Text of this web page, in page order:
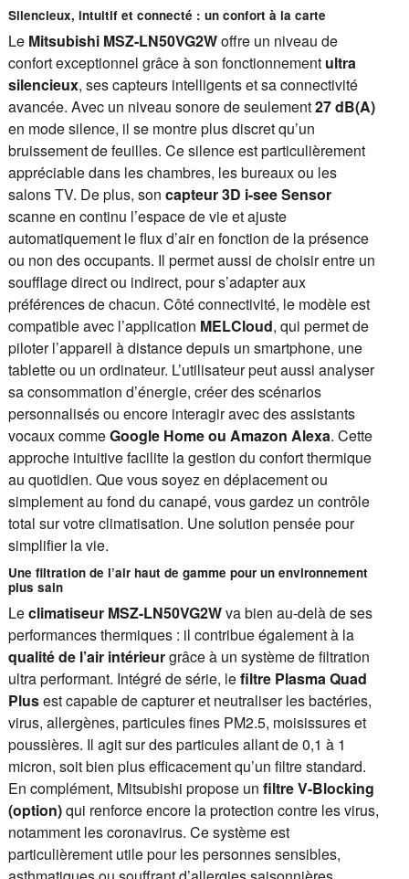
Silencieux, intuitif et connecté : un confort à la carte
Le Mitsubishi MSZ-LN50VG2Woffre un niveau de
confort exceptionnel grâce à son fonctionnement ultra
silencieux, ses capteurs intelligents et sa connectivité
avancée. Avec un niveau sonore de seulement27 dB(A)
en mode silence, il se montre plus discret qu’un
bruissement de feuilles. Ce silence est particulièrement
appréciable dans les chambres, les bureaux ou les
salons TV. De plus, son capteur 3D i-see Sensor
scanne en continu l’espace de vie et ajuste
automatiquement le flux d’air en fonction de la présence
ou non des occupants. Il permet aussi de choisir entre un
soufflage direct ou indirect, pour s’adapter aux
préférences de chacun. Côté connectivité, le modèle est
compatible avec l’application MELCloud, qui permet de
piloter l’appareil à distance depuis un smartphone, une
tablette ou un ordinateur. L’utilisateur peut aussi analyser
sa consommation d’énergie, créer des scénarios
personnalisés ou encore interagir avec des assistants
vocaux commeGoogle Home ou Amazon Alexa. Cette
approche intuitive facilite la gestion du confort thermique
au quotidien. Que vous soyez en déplacement ou
simplement au fond du canapé, vous gardez un contrôle
total sur votre climatisation. Une solution pensée pour
simplifier la vie.
Une filtration de l’air haut de gamme pour un environnement
plus sain
Leclimatiseur MSZ-LN50VG2Wva bien au-delà de ses
performances thermiques : il contribue également à la
qualité de l’air intérieurgrâce à un système de filtration
ultra performant. Intégré de série, lefiltre Plasma Quad
Plusest capable de capturer et neutraliser les bactéries,
virus, allergènes, particules fines PM2.5, moisissures et
poussières. Il agit sur des particules allant de 0,1 à 1
micron, soit bien plus efficacement qu’un filtre standard.
En complément, Mitsubishi propose un filtre V-Blocking
(option)qui renforce encore la protection contre les virus,
notamment les coronavirus. Ce système est
particulièrement utile pour les personnes sensibles,